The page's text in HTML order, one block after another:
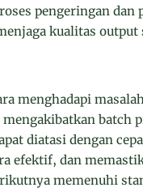
pengeringan dan
kualitas
menghadapi
batch
diatasi dengan
efektif, dan
memenuhi